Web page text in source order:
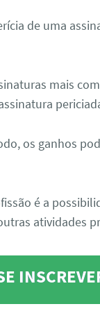
de uma
mais
os ganhos
é a
atividades